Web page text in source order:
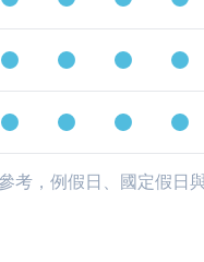
考，例假日、國定假日